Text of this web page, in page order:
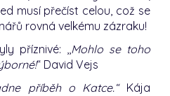
musí přečíst celou, což se
rovná velkému zázraku!
příznivé: ,,Mohlo se toho
“ David Vejs
příběh o Katce.“ Kája